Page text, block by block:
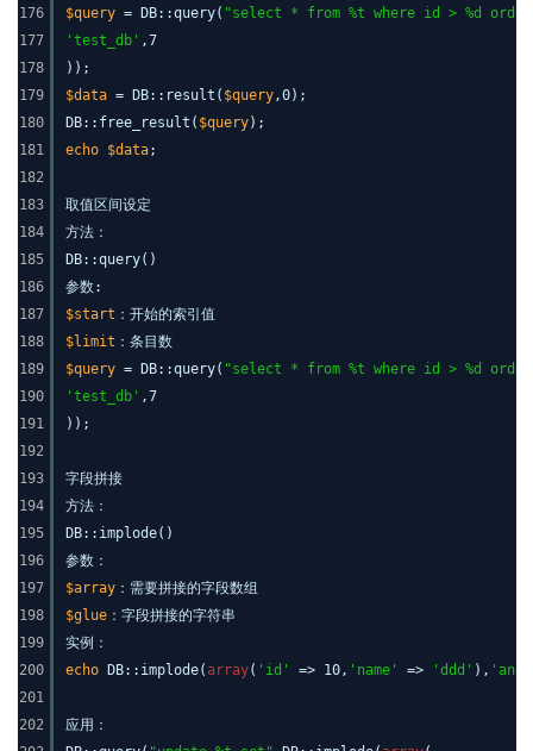
176
177
178
179
180
181
182
183
184
185
186
187
188
189
190
191
192
193
194
195
196
197
198
199
200
201
202
$query = DB::query( "select * from %t where id > %d
'test_db' ,7
));
$data = DB::result( $query,0);
DB::free_result( $query);
echo $data;
取值区间设定
方法：
DB::query()
参数:
$start ：开始的索引值
$limit ：条目数
$query = DB::query( "select * from %t where id > %d
'test_db' ,7
));
字段拼接
方法：
DB::implode()
参数：
$array ：需要拼接的字段数组
$glue ：字段拼接的字符串
实例：
echo
DB::implode( array( 'id' => 10, 'name' => 'ddd' ), 'and'
应用：